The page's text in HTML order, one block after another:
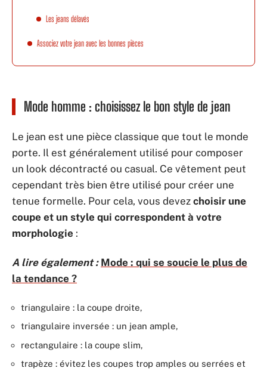
Les jeans délavés
Associez votre jean avec les bonnes pièces
Mode homme : choisissez le bon style de jean
Le jean est une pièce classique que tout le monde
porte. Il est généralement utilisé pour composer
un look décontracté ou casual. Ce vêtement peut
cependant très bien être utilisé pour créer une
tenue formelle. Pour cela, vous devez choisir une
coupe et un style qui correspondent à votre
morphologie :
A lire également : Mode : qui se soucie le plus de
la tendance ?
triangulaire : la coupe droite,
triangulaire inversée : un jean ample,
rectangulaire : la coupe slim,
trapèze : évitez les coupes trop amples ou serrées et